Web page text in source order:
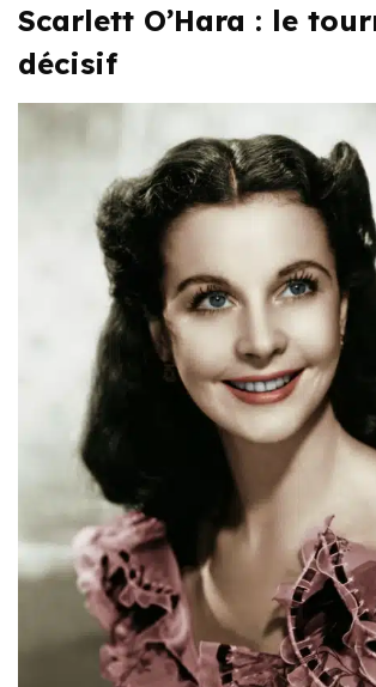
Scarlett O’Hara : le
décisif